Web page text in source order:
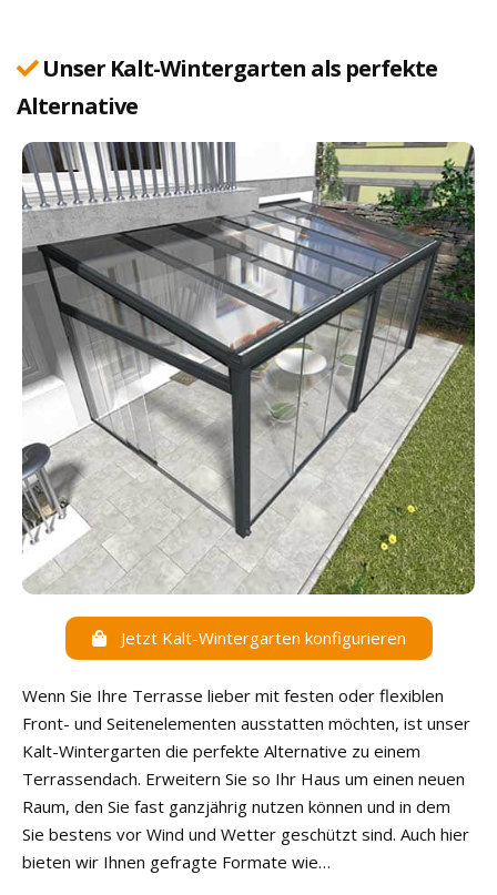
Unser Kalt-Wintergarten als perfekte
Alternative
Jetzt Kalt-Wintergarten konfigurieren
Wenn Sie Ihre Terrasse lieber mit festen oder flexiblen
Front- und Seitenelementen ausstatten möchten, ist unser
Kalt-Wintergarten die perfekte Alternative zu einem
Terrassendach. Erweitern Sie so Ihr Haus um einen neuen
Raum, den Sie fast ganzjährig nutzen können und in dem
Sie bestens vor Wind und Wetter geschützt sind. Auch hier
bieten wir Ihnen gefragte Formate wie…